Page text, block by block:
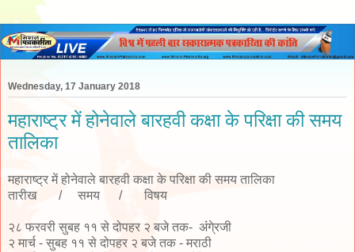
Wednesday, 17 January 2018
महाराष्ट्र में होनेवाले बारहवी कक्षा के परिक्षा की समय
तालिका
महाराष्ट्र में होनेवाले बारहवी कक्षा के परिक्षा की समय तालिका
तारीख / समय / विषय
२८ फरवरी सुबह ११ से दोपहर २ बजे तक- अंंगे्रजी
२ मार्च - सुबह ११ से दोपहर २ बजे तक - मराठी